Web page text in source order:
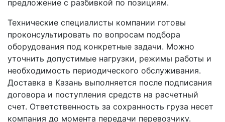
предложение с разбивкой по позициям.
Технические специалисты компании готовы
проконсультировать по вопросам подбора
оборудования под конкретные задачи. Можно
уточнить допустимые нагрузки, режимы работы и
необходимость периодического обслуживания.
Доставка в Казань выполняется после подписания
договора и поступления средств на расчетный
счет. Ответственность за сохранность груза несет
компания до момента передачи перевозчику.